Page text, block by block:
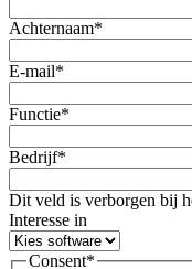
Achternaam*
E-mail*
Functie*
Bedrijf*
Dit veld is verborgen bij
Interesse in
Consent*